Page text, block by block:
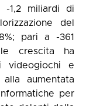
-1,2 miliardi di
del
pari a -361
crescita ha
videogiochi e
aumentata
per